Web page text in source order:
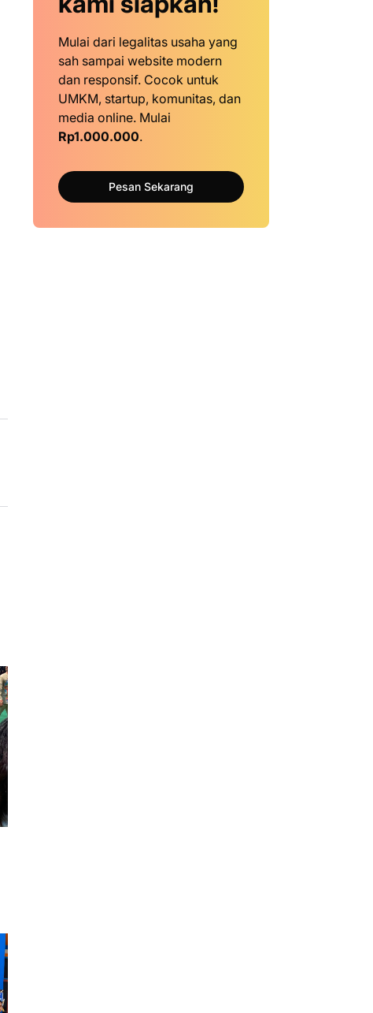
Mulai dari legalitas usaha yang
sah sampai website modern
dan responsif. Cocok untuk
UMKM, startup, komunitas, dan
media online. Mulai
Rp1.000.000.
Pesan Sekarang